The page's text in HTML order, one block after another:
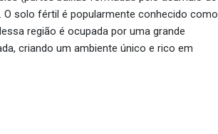
O solo fértil é popularmente conhecido como
região é ocupada por uma grande
criando um ambiente único e rico em